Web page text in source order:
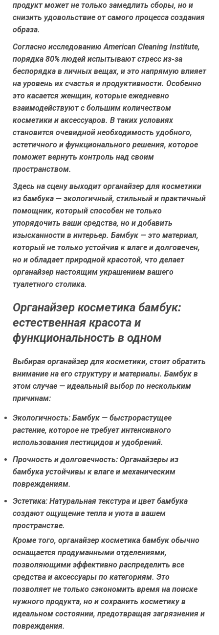
продукт может не только замедлить сборы, но и
снизить удовольствие от самого процесса создания
образа.
Согласно исследованию American Cleaning Institute,
порядка 80% людей испытывают стресс из-за
беспорядка в личных вещах, и это напрямую влияет
на уровень их счастья и продуктивности. Особенно
это касается женщин, которые ежедневно
взаимодействуют с большим количеством
косметики и аксессуаров. В таких условиях
становится очевидной необходимость удобного,
эстетичного и функционального решения, которое
поможет вернуть контроль над своим
пространством.
Здесь на сцену выходит органайзер для косметики
из бамбука — экологичный, стильный и практичный
помощник, который способен не только
упорядочить ваши средства, но и добавить
изысканности в интерьер. Бамбук — это материал,
который не только устойчив к влаге и долговечен,
но и обладает природной красотой, что делает
органайзер настоящим украшением вашего
туалетного столика.
Органайзер косметика бамбук:
естественная красота и
функциональность в одном
Выбирая органайзер для косметики, стоит обратить
внимание на его структуру и материалы. Бамбук в
этом случае — идеальный выбор по нескольким
причинам:
Экологичность: Бамбук — быстрорастущее
растение, которое не требует интенсивного
использования пестицидов и удобрений.
Прочность и долговечность: Органайзеры из
бамбука устойчивы к влаге и механическим
повреждениям.
Эстетика: Натуральная текстура и цвет бамбука
создают ощущение тепла и уюта в вашем
пространстве.
Кроме того, органайзер косметика бамбук обычно
оснащается продуманными отделениями,
позволяющими эффективно распределить все
средства и аксессуары по категориям. Это
позволяет не только сэкономить время на поиске
нужного продукта, но и сохранить косметику в
идеальном состоянии, предотвращая загрязнения и
повреждения.